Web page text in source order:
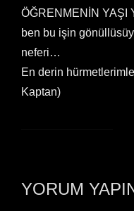
ÖĞRENMENİN YAŞI
ben bu işin
neferi…
En derin
Kaptan)
YORUM